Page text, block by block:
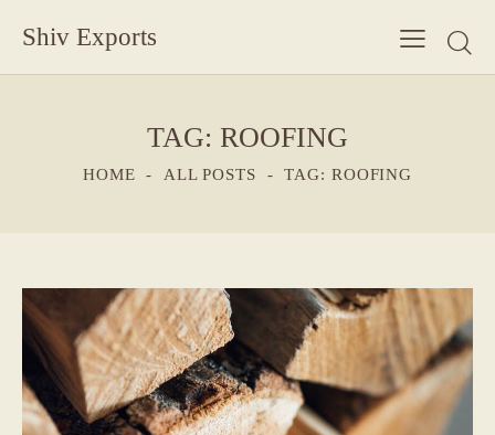
Shiv Exports
TAG: ROOFING
HOME ALL POSTS TAG: ROOFING